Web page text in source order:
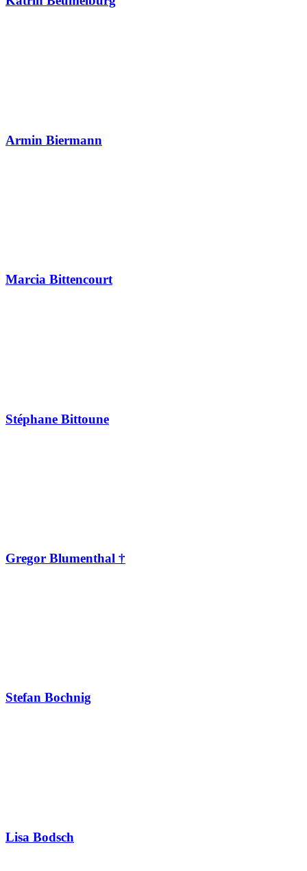
Armin Biermann
Marcia Bittencourt
Stéphane Bittoune
Gregor Blumenthal †
Stefan Bochnig
Lisa Bodsch